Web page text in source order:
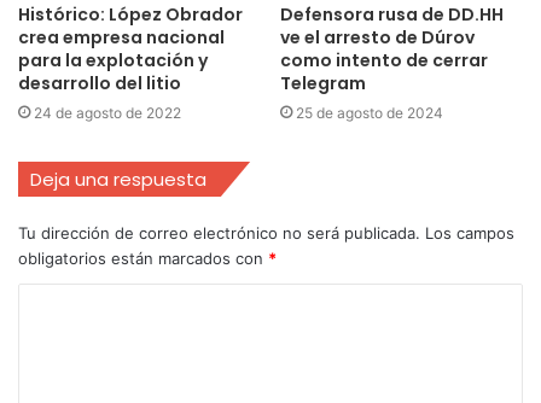
Histórico: López Obrador
crea empresa nacional
para la explotación y
desarrollo del litio
24 de agosto de 2022
Defensora rusa de DD.HH
ve el arresto de Dúrov
como intento de cerrar
Telegram
25 de agosto de 2024
Deja una respuesta
Tu dirección de correo electrónico no será publicada. Los campos
obligatorios están marcados con *